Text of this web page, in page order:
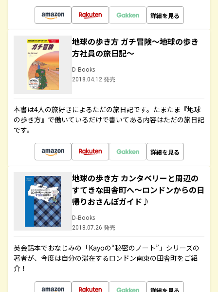
詳細を見る
地球の歩き方 ガチ冒険～地球の歩き
方社員の旅日記～
D-Books
2018.04.12 発売
本書は4人の旅好きによるただの旅日記です。たまたま『地球
の歩き方』で働いているだけで書いてある内容はただの旅日記
です。
詳細を見る
地球の歩き方 カンタベリーと周辺の
すてきな田舎町へ～ロンドンからの日
帰りおさんぽガイド♪
D-Books
2018.07.26 発売
英会話本でおなじみの「Kayoの“秘密のノート”」シリーズの
著者が、今度は自分の滞在するロンドン南東の田舎町をご紹
介！
詳細を見る